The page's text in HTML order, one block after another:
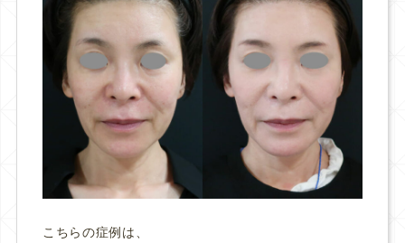
こちらの症例は、